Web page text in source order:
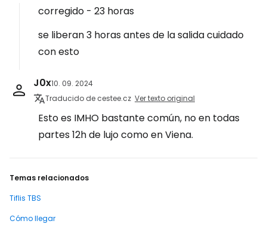
corregido - 23 horas
se liberan 3 horas antes de la salida cuidado
con esto
J0x10. 09. 2024
Traducido de cestee.cz Ver texto original
Esto es IMHO bastante común, no en todas
partes 12h de lujo como en Viena.
Temas relacionados
Tiflis TBS
Cómo llegar